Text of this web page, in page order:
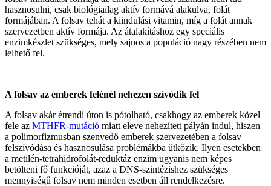
hasznosulni, csak biológiailag aktív formává alakulva, folát
formájában. A folsav tehát a kiindulási vitamin, míg a folát annak
szervezetben aktív formája. Az átalakításhoz egy speciális
enzimkészlet szükséges, mely sajnos a populáció nagy részében nem
lelhető fel.
A folsav az emberek felénél nehezen szívódik fel
A folsav akár étrendi úton is pótolható, csakhogy az emberek közel
fele az MTHFR-mutáció miatt eleve nehezített pályán indul, hiszen
a polimorfizmusban szenvedő emberek szervezetében a folsav
felszívódása és hasznosulása problémákba ütközik. Ilyen esetekben
a metilén-tetrahidrofolát-reduktáz enzim ugyanis nem képes
betölteni fő funkcióját, azaz a DNS-szintézishez szükséges
mennyiségű folsav nem minden esetben áll rendelkezésre.